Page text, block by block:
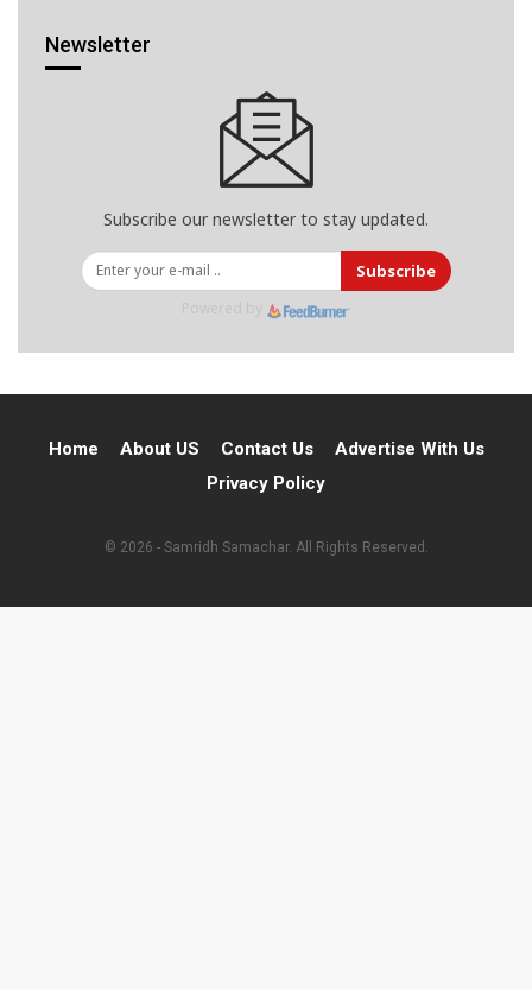
Newsletter
Subscribe our newsletter to stay updated.
Subscribe
Home About US Contact Us
Advertise With Us
Privacy Policy
© 2026 - Samridh Samachar. All Rights Reserved.